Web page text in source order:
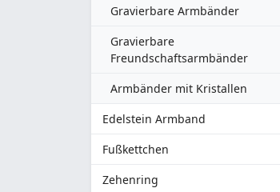
Gravierbare Armbänder
Gravierbare
Freundschaftsarmbänder
Armbänder mit Kristallen
Edelstein Armband
Fußkettchen
Zehenring